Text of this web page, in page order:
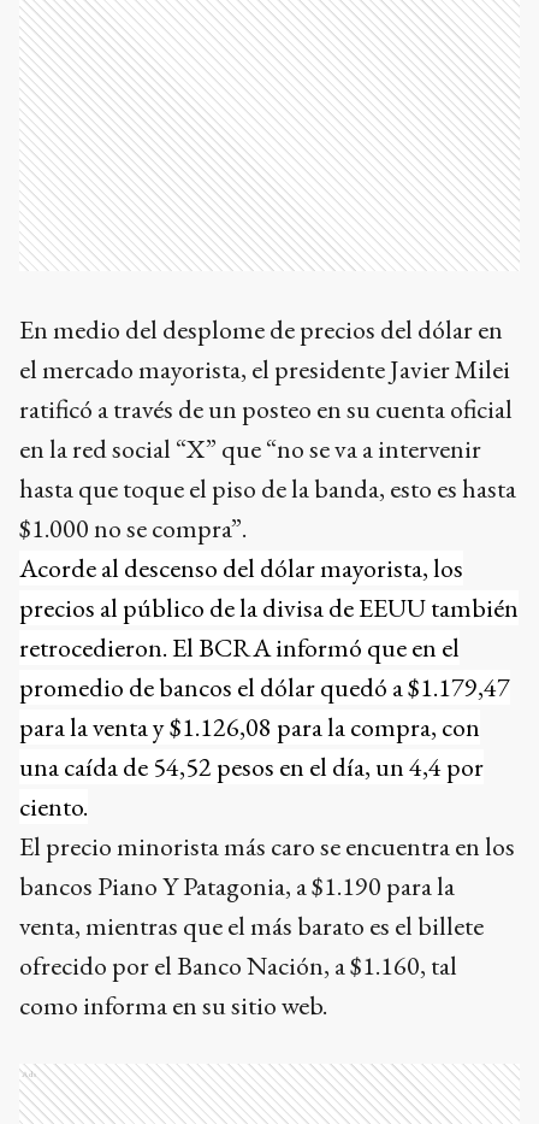
En medio del desplome de precios del dólar en
el mercado mayorista, el presidente Javier Milei
ratificó a través de un posteo en su cuenta oficial
en la red social “X” que “no se va a intervenir
hasta que toque el piso de la banda, esto es hasta
$1.000 no se compra”.
Acorde al descenso del dólar mayorista, los
precios al público de la divisa de EEUU también
retrocedieron. El BCRA informó que en el
promedio de bancos el dólar quedó a $1.179,47
para la venta y $1.126,08 para la compra, con
una caída de 54,52 pesos en el día, un 4,4 por
ciento.
El precio minorista más caro se encuentra en los
bancos Piano Y Patagonia, a $1.190 para la
venta, mientras que el más barato es el billete
ofrecido por el Banco Nación, a $1.160, tal
como informa en su sitio web.
Ads